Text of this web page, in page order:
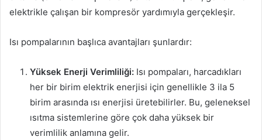
elektrikle çalışan bir kompresör yardımıyla gerçekleşir.
Isı pompalarının başlıca avantajları şunlardır:
Yüksek Enerji Verimliliği: Isı pompaları, harcadıkları
her bir birim elektrik enerjisi için genellikle 3 ila 5
birim arasında ısı enerjisi üretebilirler. Bu, geleneksel
ısıtma sistemlerine göre çok daha yüksek bir
verimlilik anlamına gelir.